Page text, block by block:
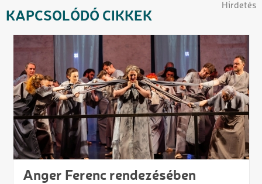
Hirdetés
KAPCSOLÓDÓ CIKKEK
Anger Ferenc rendezésében